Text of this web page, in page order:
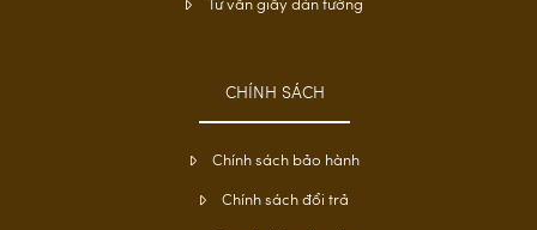
Tư vấn giấy dán tường
CHÍNH SÁCH
Chính sách bảo hành
Chính sách đổi trả